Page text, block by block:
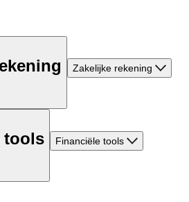
Zakelijke rekening
tools Financiële tools